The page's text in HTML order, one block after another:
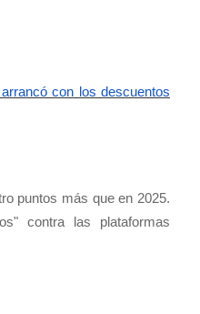
con los descuentos
puntos más que en 2025.
contra las plataformas